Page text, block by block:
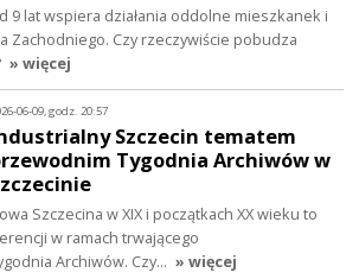
9 lat wspiera działania oddolne mieszkanek i
Zachodniego. Czy rzeczywiście pobudza
» więcej
06-09, godz. 20:57
Szczecin tematem
Tygodnia Archiwów w
Szczecina w XIX i początkach XX wieku to
w ramach trwającego
Archiwów. Czy… » więcej